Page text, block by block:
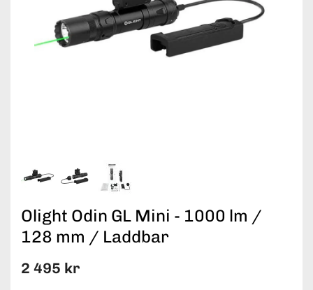
Olight Odin GL Mini - 1000 lm /
128 mm / Laddbar
2 495 kr